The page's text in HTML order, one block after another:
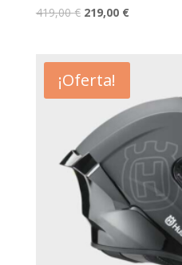
419,00€ 219,00 €
¡Oferta!